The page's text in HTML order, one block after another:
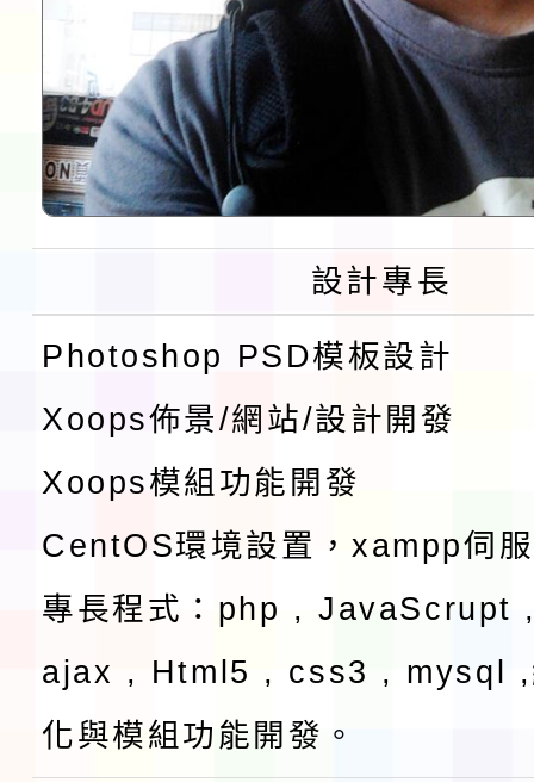
設計專長
Photoshop PSD模板設計
Xoops佈景/網站/設計開發
Xoops模組功能開發
CentOS環境設置，xampp伺
專長程式：php , JavaScrupt
ajax , Html5 , css3 , mysql ,
化與模組功能開發。